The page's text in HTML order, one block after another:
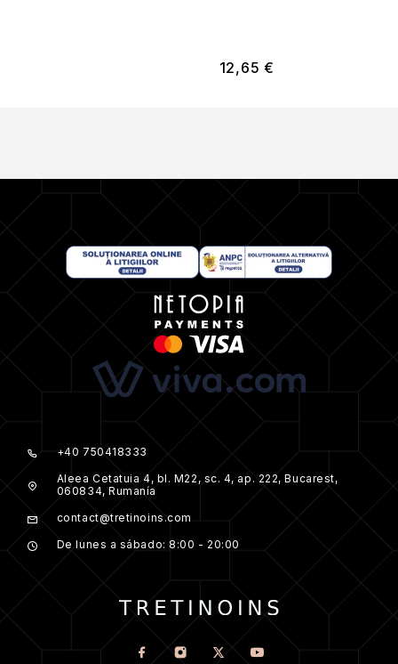
12,65€
+40 750418333
Aleea Cetatuia 4, bl. M22, sc. 4, ap. 222, Bucarest,
060834, Rumanía
contact@tretinoins.com
De lunes a sábado: 8:00 - 20:00